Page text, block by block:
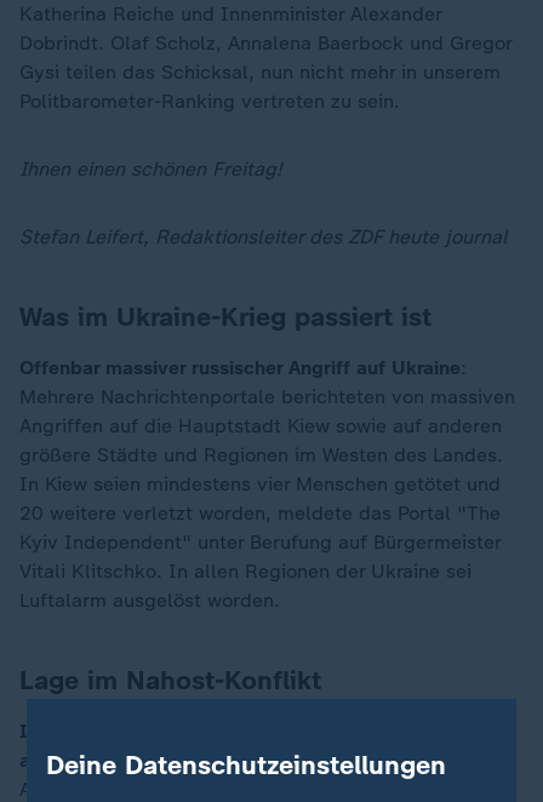
Katherina Reiche und Innenminister Alexander
Dobrindt. Olaf Scholz, Annalena Baerbock und Gregor
Gysi teilen das Schicksal, nun nicht mehr in unserem
Politbarometer-Ranking vertreten zu sein.
Ihnen einen schönen Freitag!
Stefan Leifert, Redaktionsleiter des ZDF heute journal
Was im Ukraine-Krieg passiert ist
Offenbar massiver russischer Angriff auf Ukraine:
Mehrere Nachrichtenportale berichteten von massiven
Angriffen auf die Hauptstadt Kiew sowie auf anderen
größere Städte und Regionen im Westen des Landes.
In Kiew seien mindestens vier Menschen getötet und
20 weitere verletzt worden, meldete das Portal "The
Kyiv Independent" unter Berufung auf Bürgermeister
Vitali Klitschko. In allen Regionen der Ukraine sei
Luftalarm ausgelöst worden.
Lage im Nahost-Konflikt
Israels Armee habe Drohnen-Produktion der Hisbollah
attackiert:Die israelische Luftwaffe hat nach eigenen
Angaben unterirdische Anlagen zur Herstellung und
Deine Datenschutzeinstellungen